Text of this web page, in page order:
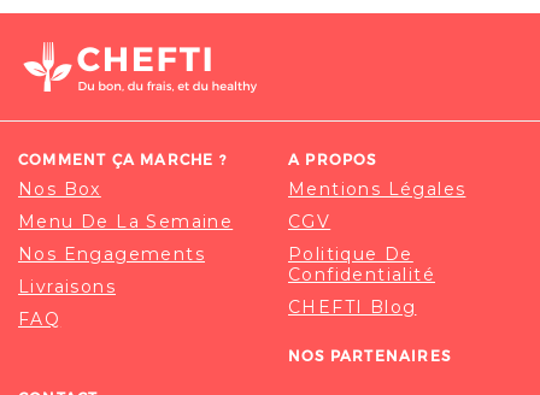
COMMENT ÇA MARCHE ?
Nos Box
Menu De La Semaine
Nos Engagements
Livraisons
FAQ
A PROPOS
Mentions Légales
CGV
Politique De
Confidentialité
CHEFTI Blog
NOS PARTENAIRES